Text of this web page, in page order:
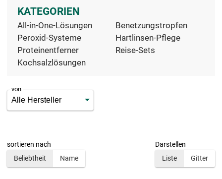
KATEGORIEN
All-in-One-Lösungen
Peroxid-Systeme
Proteinentferner
Kochsalzlösungen
Benetzungstropfen
Hartlinsen-Pflege
Reise-Sets
von
sortieren nach
Beliebtheit
Name
Darstellen
Liste
Gitter